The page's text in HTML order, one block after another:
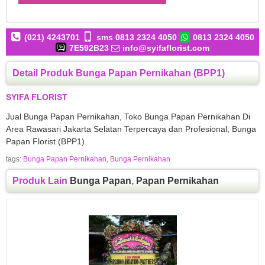
(021) 4243701 sms 0813 2324 4050
0813 2324 4050
7E592B23
info@syifaflorist.com
Detail Produk Bunga Papan Pernikahan (BPP1)
SYIFA FLORIST
Jual Bunga Papan Pernikahan, Toko Bunga Papan Pernikahan Di
Area Rawasari Jakarta Selatan Terpercaya dan Profesional, Bunga
Papan Florist (BPP1)
tags: Bunga Papan Pernikahan, Bunga Pernikahan
Produk Lain Bunga Papan, Papan Pernikahan